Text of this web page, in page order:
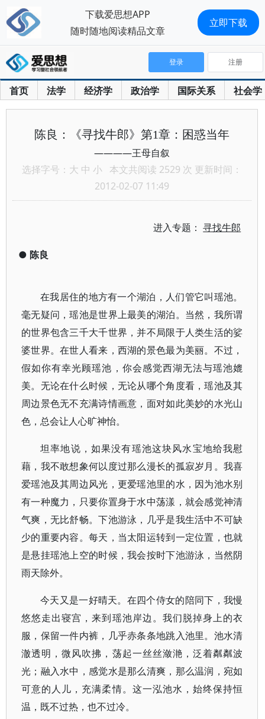
首页 法学 经济学 政治学 国际关系 社会学
登录 注册
陈良：《寻找牛郎》第1章：困惑当年
————王母自叙
选择字号： 大 中 小 本文共阅读 2529 次 更新时间：
2012-02-07 11:49
进入专题：寻找牛郎
● 陈良
在我居住的地方有一个湖泊，人们管它叫瑶池。
毫无疑问，瑶池是世界上最美的湖泊。当然，我所谓
的世界包含三千大千世界，并不局限于人类生活的娑
婆世界。在世人看来，西湖的景色最为美丽。不过，
假如你有幸光顾瑶池，你会感觉西湖无法与瑶池媲
美。无论在什么时候，无论从哪个角度看，瑶池及其
周边景色无不充满诗情画意，面对如此美妙的水光山
色，总会让人心旷神怡。
坦率地说，如果没有瑶池这块风水宝地给我慰
藉，我不敢想象何以度过那么漫长的孤寂岁月。我喜
爱瑶池及其周边风光，更爱瑶池里的水，因为池水别
有一种魔力，只要你置身于水中荡漾，就会感觉神清
气爽，无比舒畅。下池游泳，几乎是我生活中不可缺
少的重要内容。每天，当太阳运转到一定位置，也就
是悬挂瑶池上空的时候，我会按时下池游泳，当然阴
雨天除外。
今天又是一好晴天。在四个侍女的陪同下，我慢
悠悠走出寝宫，来到瑶池岸边。我们脱掉身上的衣
服，保留一件内裤，几乎赤条条地跳入池里。池水清
澈透明，微风吹拂，荡起一丝丝潋滟，泛着粼粼波
光；融入水中，感觉水是那么清爽，那么温润，宛如
可意的人儿，充满柔情。这一泓池水，始终保持恒
温，既不过热，也不过冷。
下载爱思想APP
随时随地阅读精品文章
立即下载